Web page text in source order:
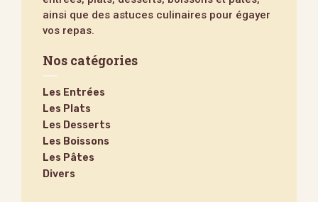
ainsi que des astuces culinaires pour égayer
vos repas.
Nos catégories
Les Entrées
Les Plats
Les Desserts
Les Boissons
Les Pâtes
Divers